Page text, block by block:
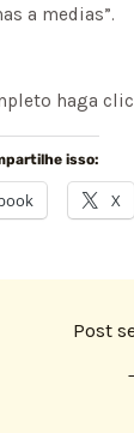
a medias”.
haga
isso:
X
Post